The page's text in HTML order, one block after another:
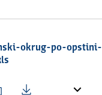
okrug-po-opstini-